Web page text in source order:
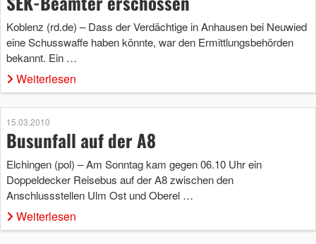
Koblenz (rd.de) – Dass der Verdächtige in Anhausen bei Neuwied
eine Schusswaffe haben könnte, war den Ermittlungsbehörden
bekannt. Ein …
Weiterlesen
15.03.2010
Busunfall auf der A8
Elchingen (pol) – Am Sonntag kam gegen 06.10 Uhr ein
Doppeldecker Reisebus auf der A8 zwischen den
Anschlussstellen Ulm Ost und Oberel …
Weiterlesen